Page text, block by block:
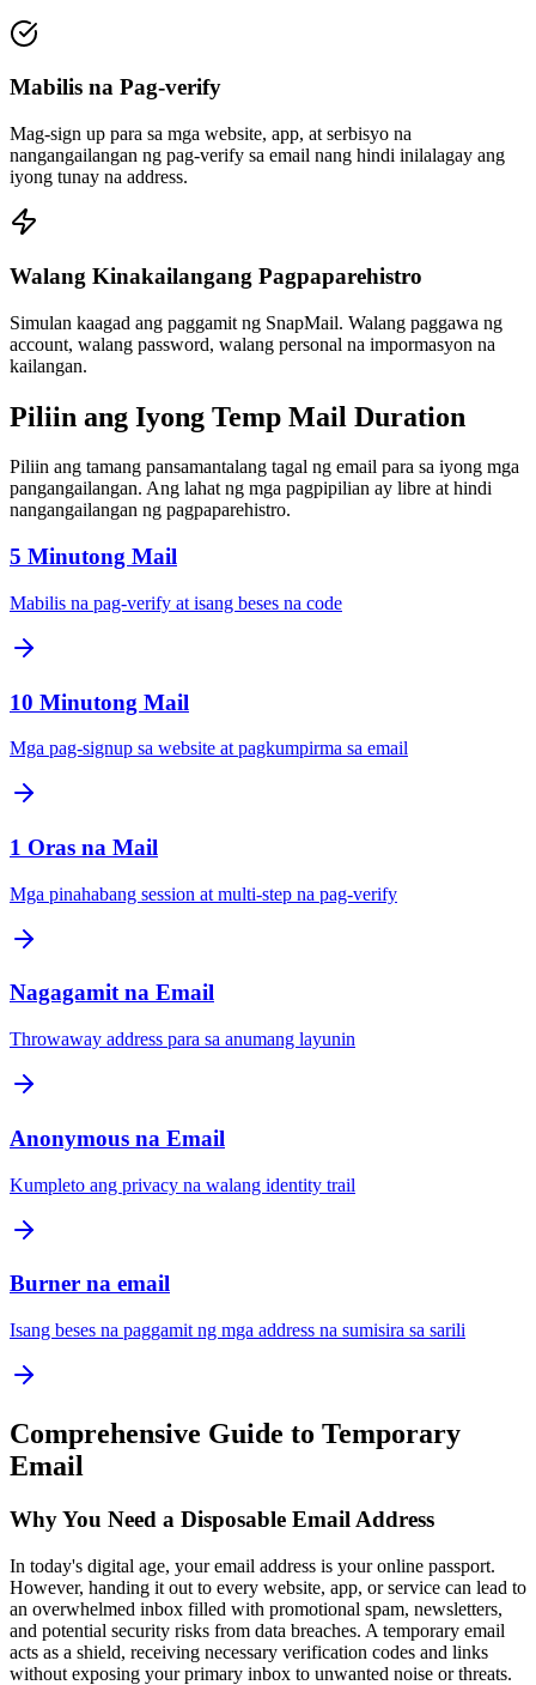
Mabilis na Pag-verify
Mag-sign up para sa mga website, app, at serbisyo na
nangangailangan ng pag-verify sa email nang hindi inilalagay ang
iyong tunay na address.
Walang Kinakailangang Pagpaparehistro
Simulan kaagad ang paggamit ng SnapMail. Walang paggawa ng
account, walang password, walang personal na impormasyon na
kailangan.
Piliin ang Iyong Temp Mail Duration
Piliin ang tamang pansamantalang tagal ng email para sa iyong mga
pangangailangan. Ang lahat ng mga pagpipilian ay libre at hindi
nangangailangan ng pagpaparehistro.
5 Minutong Mail
Mabilis na pag-verify at isang beses na code
10 Minutong Mail
Mga pag-signup sa website at pagkumpirma sa email
1 Oras na Mail
Mga pinahabang session at multi-step na pag-verify
Nagagamit na Email
Throwaway address para sa anumang layunin
Anonymous na Email
Kumpleto ang privacy na walang identity trail
Burner na email
Isang beses na paggamit ng mga address na sumisira sa sarili
Comprehensive Guide to Temporary
Email
Why You Need a Disposable Email Address
In today's digital age, your email address is your online passport.
However, handing it out to every website, app, or service can lead to
an overwhelmed inbox filled with promotional spam, newsletters,
and potential security risks from data breaches. A temporary email
acts as a shield, receiving necessary verification codes and links
without exposing your primary inbox to unwanted noise or threats.